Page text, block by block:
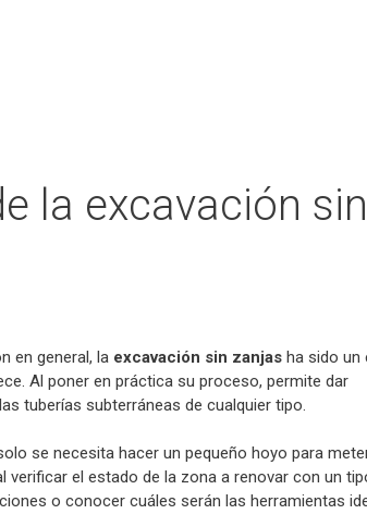
la excavación sin
en general, la excavación sin zanjas ha sido un
Al poner en práctica su proceso, permite dar
tuberías subterráneas de cualquier tipo.
se necesita hacer un pequeño hoyo para
el estado de la zona a renovar con un
o conocer cuáles serán las herramientas